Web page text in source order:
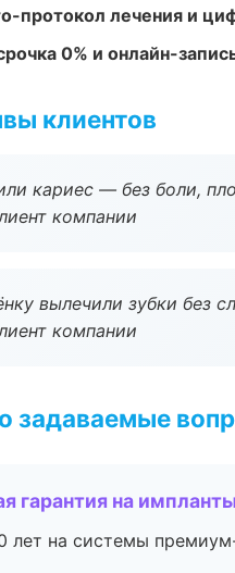
протокол лечения и
0% и онлайн-
клиентов
кариес — без боли,
компании
вылечили зубки без
компании
задаваемые
гарантия на
лет на системы